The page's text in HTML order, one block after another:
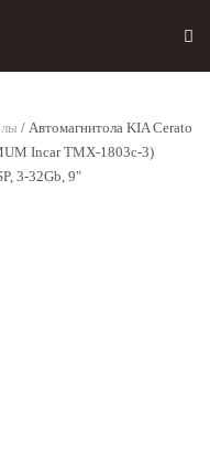
/ Автомагнитола KIA Cerato
Incar TMX-1803c-3)
3-32Gb, 9″